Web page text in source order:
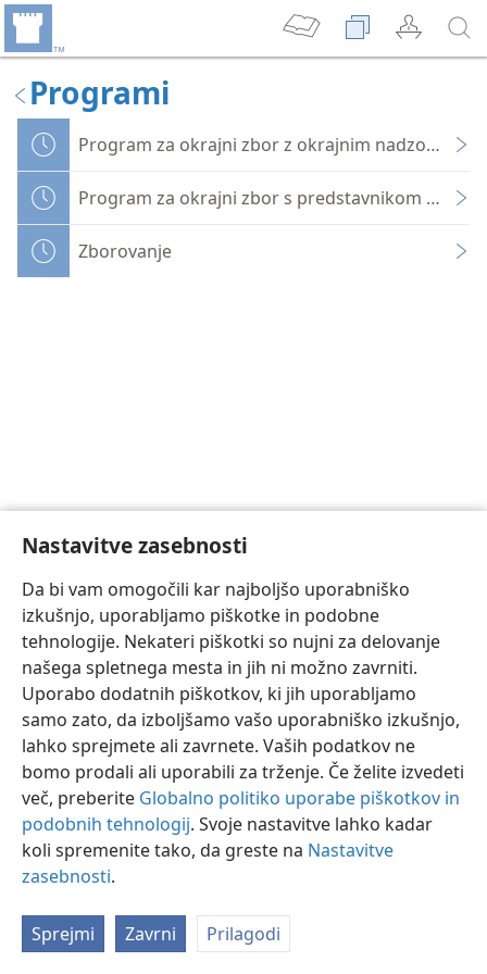
Nastavitve zasebnosti
Da bi vam omogočili kar najboljšo uporabniško
izkušnjo, uporabljamo piškotke in podobne
tehnologije. Nekateri piškotki so nujni za delovanje
našega spletnega mesta in jih ni možno zavrniti.
Uporabo dodatnih piškotkov, ki jih uporabljamo
samo zato, da izboljšamo vašo uporabniško izkušnjo,
lahko sprejmete ali zavrnete. Vaših podatkov ne
bomo prodali ali uporabili za trženje. Če želite izvedeti
več, preberite Globalno politiko uporabe piškotkov in
podobnih tehnologij. Svoje nastavitve lahko kadar
koli spremenite tako, da greste na Nastavitve
zasebnosti.
Sprejmi Zavrni Prilagodi
Programi
Program za okrajni zbor z okrajnim nadzornikom
Program za okrajni zbor s predstavnikom
Zborovanje
Slovenščina Nastavitve
Copyright© 2026 Watch Tower Bible and Tract Society of Pennsylvania
Pogoji uporabe Politika zasebnosti
JW.ORG
Prijava